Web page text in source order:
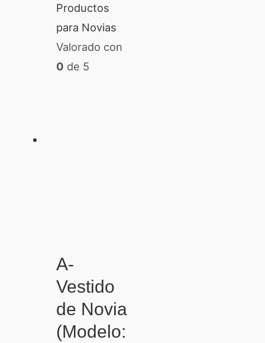
Productos
para Novias
Valorado con
0 de 5
A-
Vestido
de Novia
(Modelo: